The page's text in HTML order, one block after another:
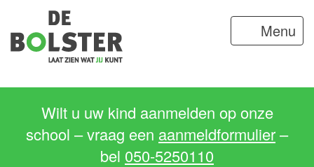
Menu
Wilt u uw kind aanmelden op onze
school – vraag een aanmeldformulier–
bel 050-5250110